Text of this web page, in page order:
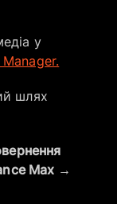
у
шлях
Max →